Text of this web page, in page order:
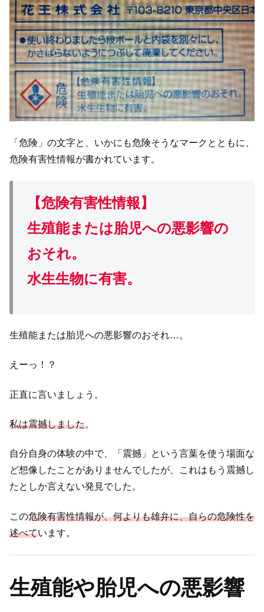
「危険」の文字と、いかにも危険そうなマークとともに、
危険有害性情報が書かれています。
【危険有害性情報】
生殖能または胎児への悪影響の
おそれ。
水生生物に有害。
生殖能または胎児への悪影響のおそれ…。
えーっ！？
正直に言いましょう。
私は震撼しました。
自分自身の体験の中で、「震撼」という言葉を使う場面な
ど想像したことがありませんでしたが、これはもう震撼し
たとしか言えない発見でした。
この危険有害性情報が、何よりも雄弁に、自らの危険性を
述べています。
生殖能や胎児への悪影響